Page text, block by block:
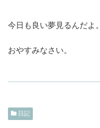
今日も良い夢見るんだよ。
おやすみなさい。
日記